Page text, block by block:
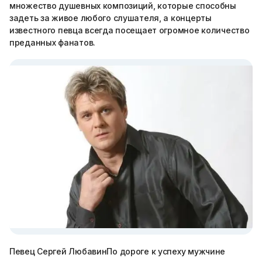
множество душевных композиций, которые способны
задеть за живое любого слушателя, а концерты
известного певца всегда посещает огромное количество
преданных фанатов.
Певец Сергей ЛюбавинПо дороге к успеху мужчине